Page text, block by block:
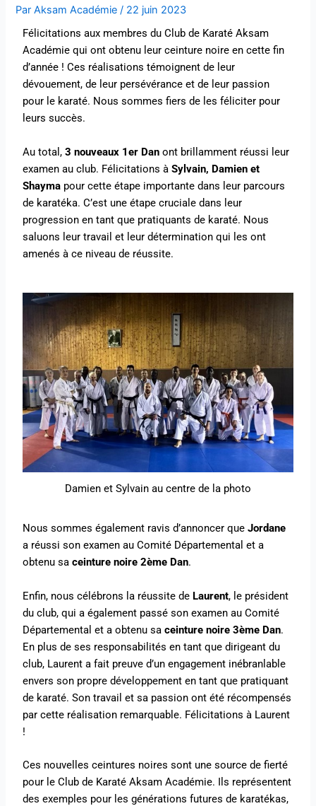
ParAksam Académie/ 22 juin 2023
Félicitations aux membres du Club de Karaté Aksam
Académie qui ont obtenu leur ceinture noire en cette fin
d’année ! Ces réalisations témoignent de leur
dévouement, de leur persévérance et de leur passion
pour le karaté. Nous sommes fiers de les féliciter pour
leurs succès.
Au total,3 nouveaux 1er Dan ont brillamment réussi leur
examen au club. Félicitations àSylvain, Damien et
Shayma pour cette étape importante dans leur parcours
de karatéka. C’est une étape cruciale dans leur
progression en tant que pratiquants de karaté. Nous
saluons leur travail et leur détermination qui les ont
amenés à ce niveau de réussite.
Damien et Sylvain au centre de la photo
Nous sommes également ravis d’annoncer queJordane
a réussi son examen au Comité Départemental et a
obtenu saceinture noire 2ème Dan.
Enfin, nous célébrons la réussite de Laurent, le président
du club, qui a également passé son examen au Comité
Départemental et a obtenu saceinture noire 3ème Dan.
En plus de ses responsabilités en tant que dirigeant du
club, Laurent a fait preuve d’un engagement inébranlable
envers son propre développement en tant que pratiquant
de karaté. Son travail et sa passion ont été récompensés
par cette réalisation remarquable. Félicitations à Laurent
!
Ces nouvelles ceintures noires sont une source de fierté
pour le Club de Karaté Aksam Académie. Ils représentent
des exemples pour les générations futures de karatékas,